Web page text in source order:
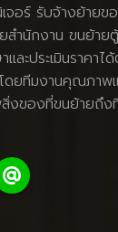
จอร์ รับจ้างย้ายข
สำนักงาน ขนย้าย
ละประเมินราคา
ดยทีมงานคุณภาพ
งของที่ขนย้ายถึ